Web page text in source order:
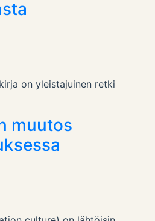
on yleistajuinen retki
muutos